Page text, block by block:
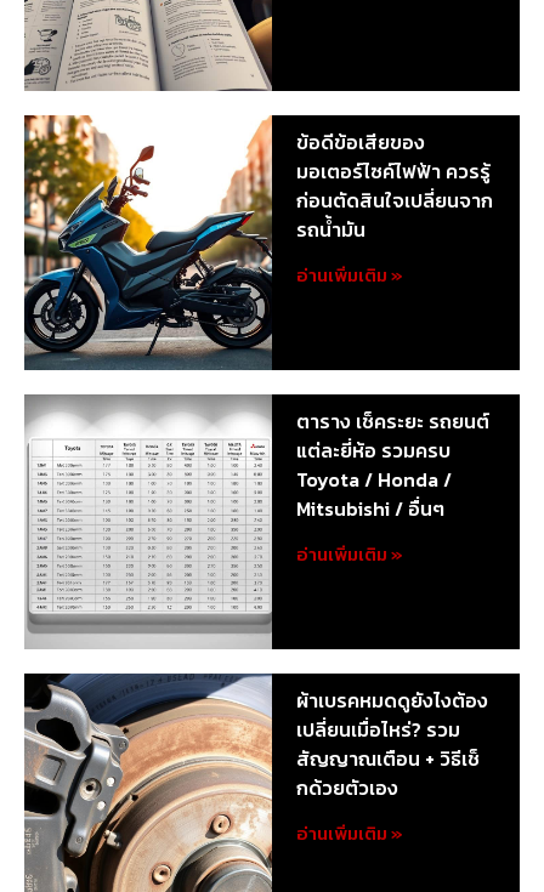
ข้อดีข้อเสียของ
มอเตอร์ไซค์ไฟฟ้า ควรรู้
ก่อนตัดสินใจเปลี่ยนจาก
รถน้ำมัน
อ่านเพิ่มเติม »
ตาราง เช็คระยะ รถยนต์
แต่ละยี่ห้อ รวมครบ
Toyota / Honda /
Mitsubishi / อื่นๆ
อ่านเพิ่มเติม »
ผ้าเบรคหมดดูยังไงต้อง
เปลี่ยนเมื่อไหร่? รวม
สัญญาณเตือน + วิธีเช็
กด้วยตัวเอง
อ่านเพิ่มเติม »